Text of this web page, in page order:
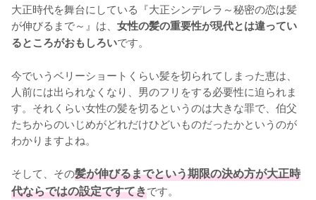
大正時代を舞台にしている『大正シンデレラ～秘密の恋は髪
が伸びるまで～』は、 女性の髪の重要性が現代とは違ってい
るところがおもしろいです。
今でいうベリーショートくらい髪を切られてしまった恵は、
人前には出られなくなり、男のフリをする必要性に迫られま
す。それくらい女性の髪を切るというのは大きな罪で、伯父
たちからのいじめがどれだけひどいものだったかというのが
わかりますよね。
そして、その髪が伸びるまでという期限の決め方が大正時
代ならではの設定ですてきです。